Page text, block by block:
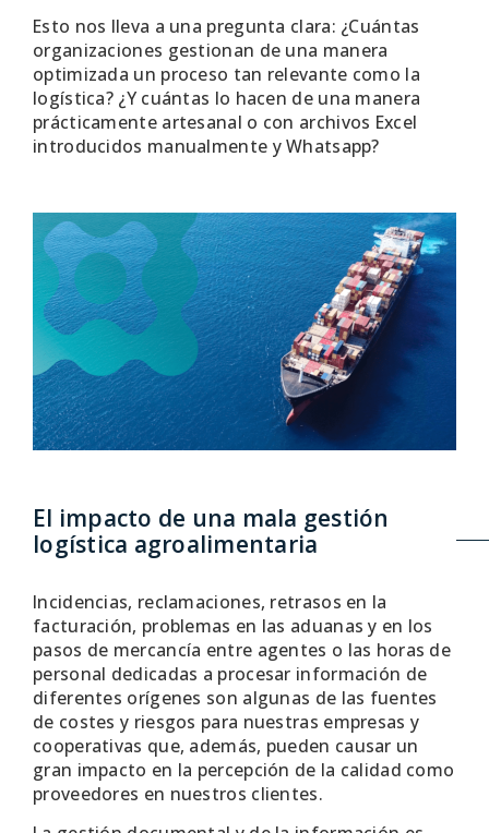
Esto nos lleva a una pregunta clara: ¿Cuántas
organizaciones gestionan de una manera
optimizada un proceso tan relevante como la
logística? ¿Y cuántas lo hacen de una manera
prácticamente artesanal o con archivos Excel
introducidos manualmente y Whatsapp?
El impacto de una mala gestión
logística agroalimentaria
Incidencias, reclamaciones, retrasos en la
facturación, problemas en las aduanas y en los
pasos de mercancía entre agentes o las horas de
personal dedicadas a procesar información de
diferentes orígenes son algunas de las fuentes
de costes y riesgos para nuestras empresas y
cooperativas que, además, pueden causar un
gran impacto en la percepción de la calidad como
proveedores en nuestros clientes.